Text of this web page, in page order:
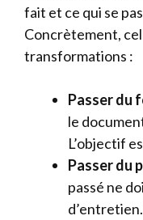
fait et ce qui se
Concrètement,
transformations :
Passer du
le
L’objectif
Passer du
passé ne